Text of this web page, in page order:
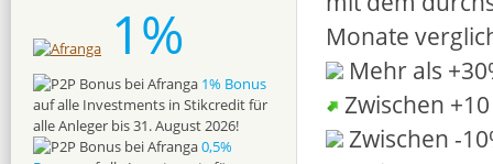
Monate
Mehr als
Zwischen
Zwischen -
1%
1% Bonus
auf alle Investments in Stikcredit für
alle Anleger bis 31. August 2026!
0,5%